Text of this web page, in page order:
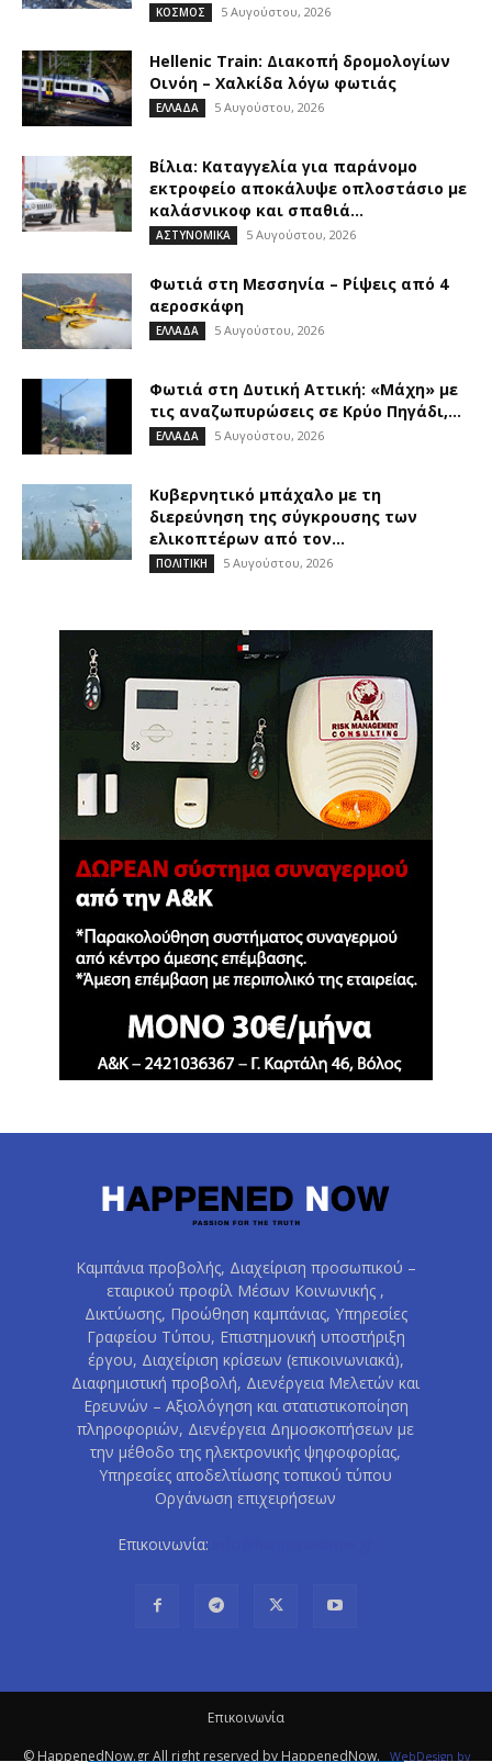
ΚΟΣΜΟΣ 5 Αυγούστου, 2026
Hellenic Train: Διακοπή δρομολογίων
Οινόη – Χαλκίδα λόγω φωτιάς
ΕΛΛΑΔΑ 5 Αυγούστου, 2026
Βίλια: Καταγγελία για παράνομο
εκτροφείο αποκάλυψε οπλοστάσιο με
καλάσνικοφ και σπαθιά...
ΑΣΤΥΝΟΜΙΚΑ 5 Αυγούστου, 2026
Φωτιά στη Μεσσηνία – Ρίψεις από 4
αεροσκάφη
ΕΛΛΑΔΑ 5 Αυγούστου, 2026
Φωτιά στη Δυτική Αττική: «Μάχη» με
τις αναζωπυρώσεις σε Κρύο Πηγάδι,...
ΕΛΛΑΔΑ 5 Αυγούστου, 2026
Κυβερνητικό μπάχαλο με τη
διερεύνηση της σύγκρουσης των
ελικοπτέρων από τον...
ΠΟΛΙΤΙΚΗ 5 Αυγούστου, 2026
Καμπάνια προβολής, Διαχείριση προσωπικού –
εταιρικού προφίλ Μέσων Κοινωνικής ,
Δικτύωσης, Προώθηση καμπάνιας, Υπηρεσίες
Γραφείου Τύπου, Επιστημονική υποστήριξη
έργου, Διαχείριση κρίσεων (επικοινωνιακά),
Διαφημιστική προβολή, Διενέργεια Μελετών και
Ερευνών – Αξιολόγηση και στατιστικοποίηση
πληροφοριών, Διενέργεια Δημοσκοπήσεων με
την μέθοδο της ηλεκτρονικής ψηφοφορίας,
Υπηρεσίες αποδελτίωσης τοπικού τύπου
Οργάνωση επιχειρήσεων
Επικοινωνία:
Eπικοινωνία
© HappenedNow.gr All right reserved by HappenedNow. WebDesign by